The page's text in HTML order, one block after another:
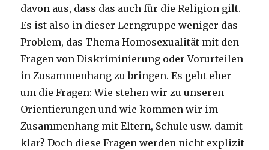
davon aus, dass das auch für die Religion gilt.
Es ist also in dieser Lerngruppe weniger das
Problem, das Thema Homosexualität mit den
Fragen von Diskriminierung oder Vorurteilen
in Zusammenhang zu bringen. Es geht eher
um die Fragen: Wie stehen wir zu unseren
Orientierungen und wie kommen wir im
Zusammenhang mit Eltern, Schule usw. damit
klar? Doch diese Fragen werden nicht explizit